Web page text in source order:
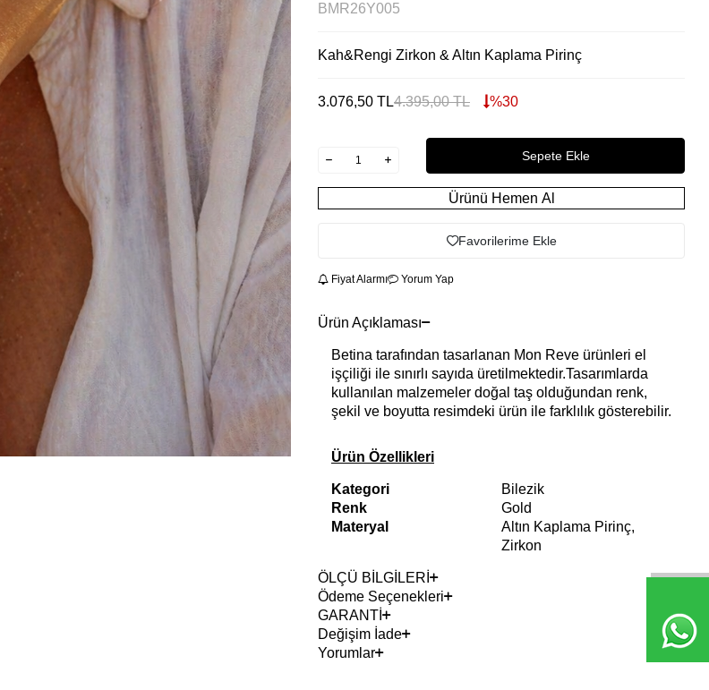
BMR26Y005
Kah&Rengi Zirkon & Altın Kaplama Pirinç
3.076,50 TL4.395,00TL %30
Sepete Ekle
Ürünü Hemen Al
Favorilerime Ekle
Fiyat Alarmı Yorum Yap
Ürün Açıklaması
Betina tarafından tasarlanan Mon Reve ürünleri el
işçiliği ile sınırlı sayıda üretilmektedir.Tasarımlarda
kullanılan malzemeler doğal taş olduğundan renk,
şekil ve boyutta resimdeki ürün ile farklılık gösterebilir.
Ürün Özellikleri
Kategori
Bilezik
Renk
Gold
Materyal
Altın Kaplama Pirinç,
Zirkon
ÖLÇÜ BİLGİLERİ
Ödeme Seçenekleri
GARANTİ
Değişim İade
Yorumlar